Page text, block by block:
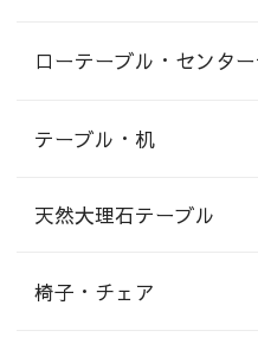
ローテーブル・センタ
テーブル・机
天然大理石テーブル
椅子・チェア